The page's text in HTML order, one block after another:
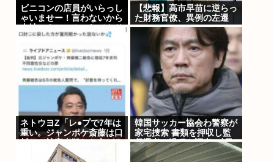
ビニコンの店員がいらっし
ゃいませー！言わないから
ましたよ！www
【悲報】高市早苗に逆らっ
た財務官僚、異例の左遷
www
ネトウヨZ「レ●プで7年は
重い。ジャンポケ斎藤は口
封じに被害者殺した方がよ
かった」
韓国サッカー協会わ警察が
家宅捜索 書類を押収し監
督選考の過程を調査 <\`皿
´>